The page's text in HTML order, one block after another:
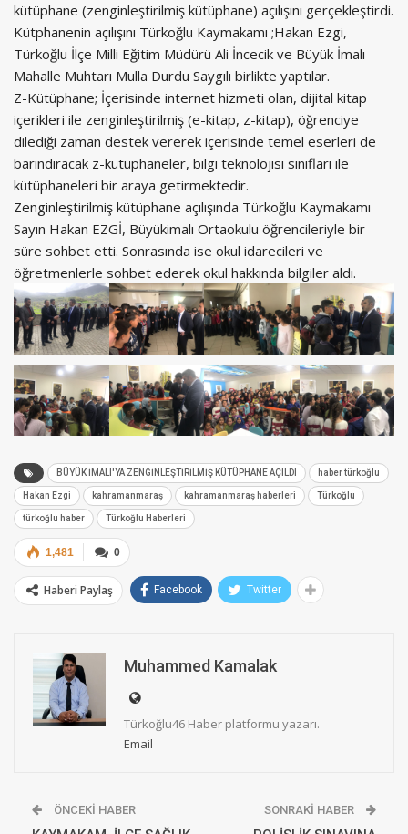
kütüphane (zenginleştirilmiş kütüphane) açılışını gerçekleştirdi.
Kütphanenin açılışını Türkoğlu Kaymakamı ;Hakan Ezgi,
Türkoğlu İlçe Milli Eğitim Müdürü Ali İncecik ve Büyük İmalı
Mahalle Muhtarı Mulla Durdu Saygılı birlikte yaptılar.
Z-Kütüphane; İçerisinde internet hizmeti olan, dijital kitap
içerikleri ile zenginleştirilmiş (e-kitap, z-kitap), öğrenciye
dilediği zaman destek vererek içerisinde temel eserleri de
barındıracak z-kütüphaneler, bilgi teknolojisi sınıfları ile
kütüphaneleri bir araya getirmektedir.
Zenginleştirilmiş kütüphane açılışında Türkoğlu Kaymakamı
Sayın Hakan EZGİ, Büyükimalı Ortaokulu öğrencileriyle bir
süre sohbet etti. Sonrasında ise okul idarecileri ve
öğretmenlerle sohbet ederek okul hakkında bilgiler aldı.
BÜYÜK İMALI'YA ZENGİNLEŞTİRİLMİŞ KÜTÜPHANE AÇILDI haber türkoğlu
Hakan Ezgi kahramanmaraş kahramanmaraş haberleri Türkoğlu
türkoğlu haber Türkoğlu Haberleri
0
1,481
Haberi Paylaş Facebook Twitter
Muhammed Kamalak
Türkoğlu46 Haber platformu yazarı.
Email
ÖNCEKI HABER SONRAKI HABER